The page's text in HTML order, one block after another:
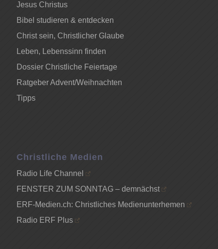
Jesus Christus
Bibel studieren & entdecken
Christ sein, Christlicher Glaube
Leben, Lebenssinn finden
Dossier Christliche Feiertage
Ratgeber Advent/Weihnachten
Tipps
Christliche Medien
Radio Life Channel
FENSTER ZUM SONNTAG – demnächst
ERF-Medien.ch: Christliches Medienunterhemen
Radio ERF Plus